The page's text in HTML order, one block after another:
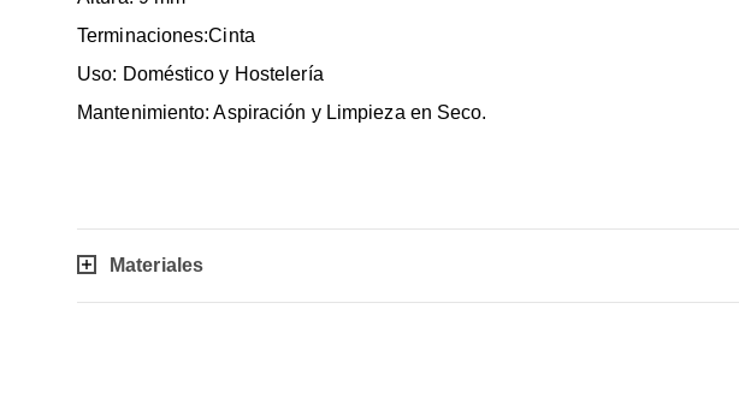
Terminaciones:Cinta
Uso: Doméstico y Hostelería
Mantenimiento: Aspiración y Limpieza en Seco.
Materiales